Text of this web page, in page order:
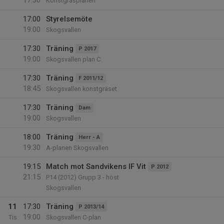
17:00
19:00
Styrelsemöte
Skogsvallen
17:30
19:00
Träning P 2017
Skogsvallen plan C
17:30
18:45
Träning F 2011/12
Skogsvallen konstgräset
17:30
19:00
Träning Dam
Skogsvallen
18:00
19:30
Träning Herr - A
A-planen Skogsvallen
19:15
21:15
Match mot Sandvikens IF Vit P 2012
P14 (2012) Grupp 3 - höst
Skogsvallen
11
Tis
17:30
19:00
Träning P 2013/14
Skogsvallen C-plan